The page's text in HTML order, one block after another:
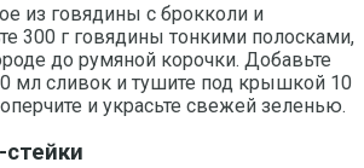
из говядины с брокколи и
300 г говядины тонкими полосками,
до румяной корочки. Добавьте
мл сливок и тушите под крышкой 10
и украсьте свежей зеленью.